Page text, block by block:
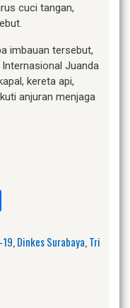
cuci tangan,
imbauan tersebut,
Juanda
kereta api,
anjuran menjaga
19,Dinkes Surabaya,Tri